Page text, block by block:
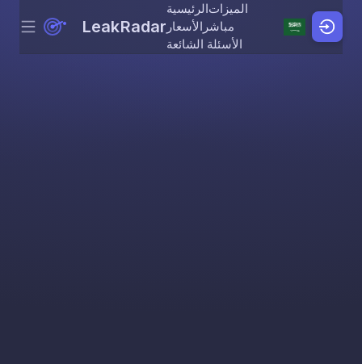
Skip to content
Menu LeakRadar
الرئيسيةالميزات
الأسعار مباشر
الأسئلة الشائعة